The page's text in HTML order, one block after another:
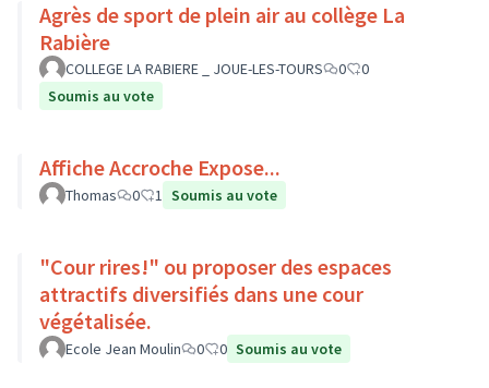
Agrès de sport de plein air au collège La
Rabière
COLLEGE LA RABIERE _ JOUE-LES-TOURS 0
0
Soumis au vote
Affiche Accroche Expose...
Thomas 0 1 Soumis au vote
"Cour rires!" ou proposer des espaces
attractifs diversifiés dans une cour
végétalisée.
Ecole Jean Moulin 0 0 Soumis au vote